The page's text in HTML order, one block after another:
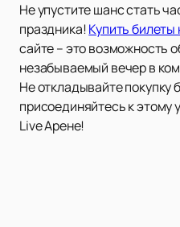
Не упустите шанс стать
праздника! Купить билеты
сайте – это возможность
незабываемый вечер в
Не откладывайте покупку
присоединяйтесь к
Live Арене!